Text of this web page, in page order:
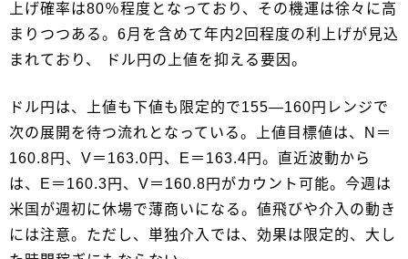
上げ確率は80％程度となっており、その機運は徐々に高
まりつつある。6月を含めて年内2回程度の利上げが見込
まれており、 ドル円の上値を抑える要因。
ドル円は、上値も下値も限定的で155―160円レンジで
次の展開を待つ流れとなっている。上値目標値は、N＝
160.8円、V＝163.0円、E＝163.4円。直近波動から
は、E＝160.3円、V＝160.8円がカウント可能。今週は
米国が週初に休場で薄商いになる。値飛びや介入の動き
には注意。ただし、単独介入では、効果は限定的、大し